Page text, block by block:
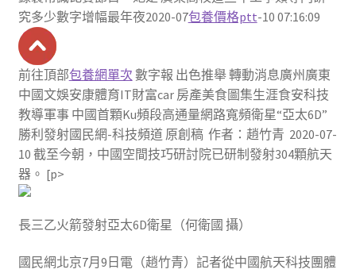
究多少數字增幅最年夜2020-07包養價格ptt-10 07:16:09
前往頂部包養網單次 數字報 出色推舉 轉動消息廣州廣東
中國文娛安康體育IT財富car 房產美食圖集生涯食安科技
教導軍事 中國首顆Ku頻段高通量網路寬頻衛星“亞太6D”
勝利發射國民網-科技頻道 原創稿 作者：趙竹青 2020-07-
10 截至今朝，中國空間技巧研討院已研制發射304顆航天
器。 [p>
長三乙火箭發射亞太6D衛星（何衛國 攝）
國民網北京7月9日電（趙竹青）記者從中國航天科技團體